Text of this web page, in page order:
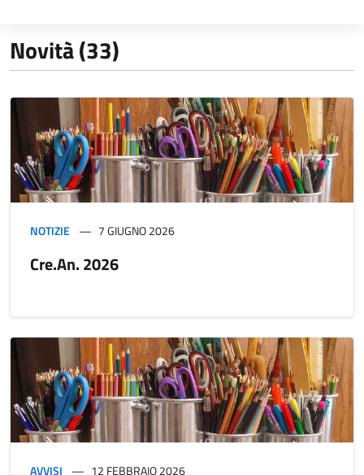
Novità (33)
NOTIZIE 7 GIUGNO 2026
Cre.An. 2026
AVVISI 12 FEBBRAIO 2026